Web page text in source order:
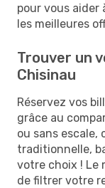
pour vous aider
les meilleures
Trouver un
Chisinau
Réservez vos
grâce au
ou sans escale,
traditionnelle,
votre choix ! Le
de filtrer votre